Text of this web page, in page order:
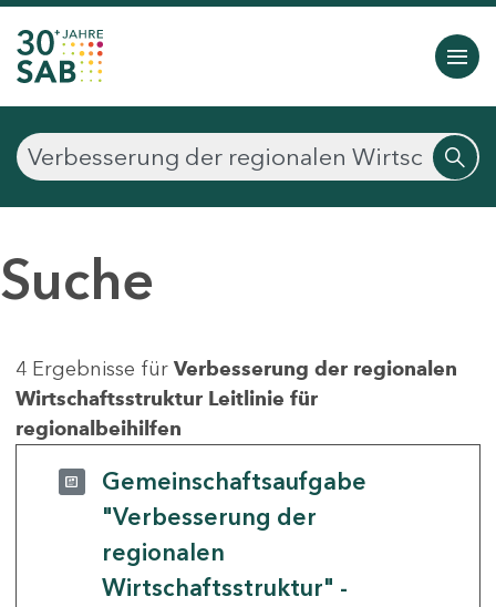
Suche
4 Ergebnisse für Verbesserung der regionalen
Wirtschaftsstruktur Leitlinie für
regionalbeihilfen
Gemeinschaftsaufgabe
"Verbesserung der
regionalen
Wirtschaftsstruktur" -